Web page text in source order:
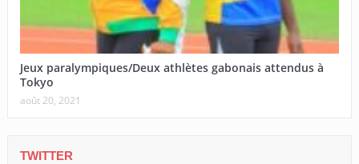
Jeux paralympiques/Deux athlètes gabonais attendus à
Tokyo
août 20, 2021
TWITTER